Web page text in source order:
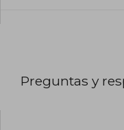
Preguntas y